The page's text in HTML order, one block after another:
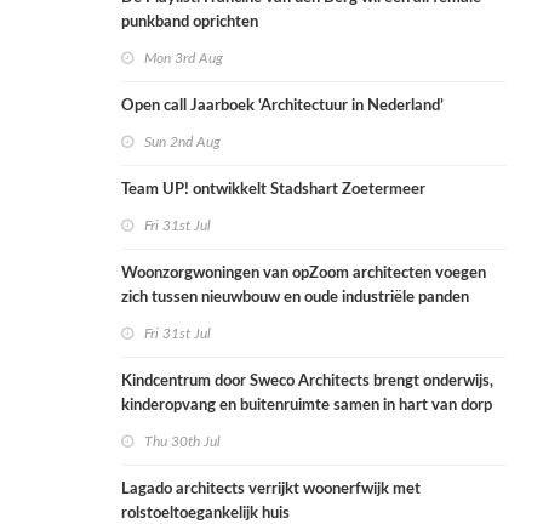
punkband oprichten
Mon 3rd Aug
Open call Jaarboek ‘Architectuur in Nederland’
Sun 2nd Aug
Team UP! ontwikkelt Stadshart Zoetermeer
Fri 31st Jul
Woonzorgwoningen van opZoom architecten voegen
zich tussen nieuwbouw en oude industriële panden
Fri 31st Jul
Kindcentrum door Sweco Architects brengt onderwijs,
kinderopvang en buitenruimte samen in hart van dorp
Thu 30th Jul
Lagado architects verrijkt woonerfwijk met
rolstoeltoegankelijk huis